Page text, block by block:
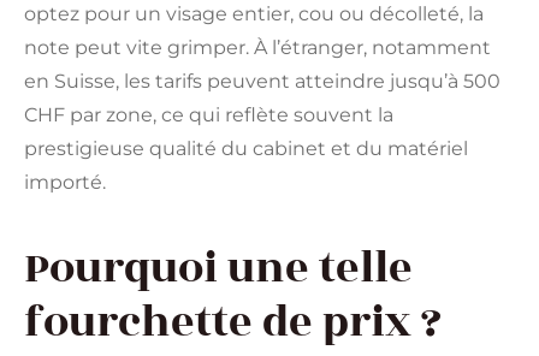
optez pour un visage entier, cou ou décolleté, la
note peut vite grimper. À l’étranger, notamment
en Suisse, les tarifs peuvent atteindre jusqu’à 500
CHF par zone, ce qui reflète souvent la
prestigieuse qualité du cabinet et du matériel
importé.
Pourquoi une telle
fourchette de prix ?